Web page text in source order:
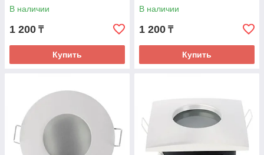
В наличии
1 200 ₸
Купить
В наличии
1 200 ₸
Купить